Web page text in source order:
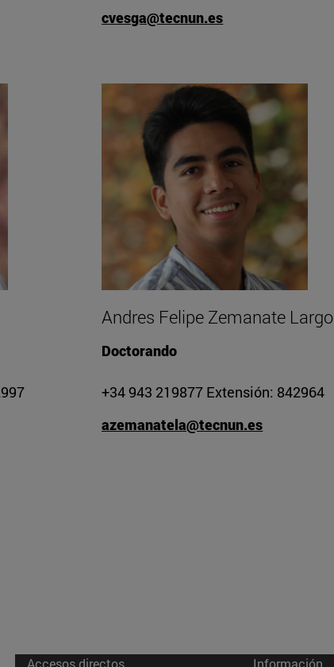
cvesga@tecnun.es
Andres Felipe Zemanate Largo
Doctorando
+34 943 219877 Extensión: 842964
azemanatela@tecnun.es
Accesos directos Información